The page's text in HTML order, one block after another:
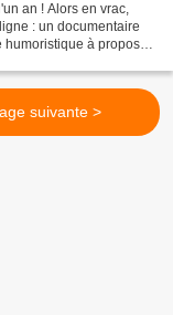
an ! Alors en vrac,
: un documentaire
humoristique à propos
suivante >